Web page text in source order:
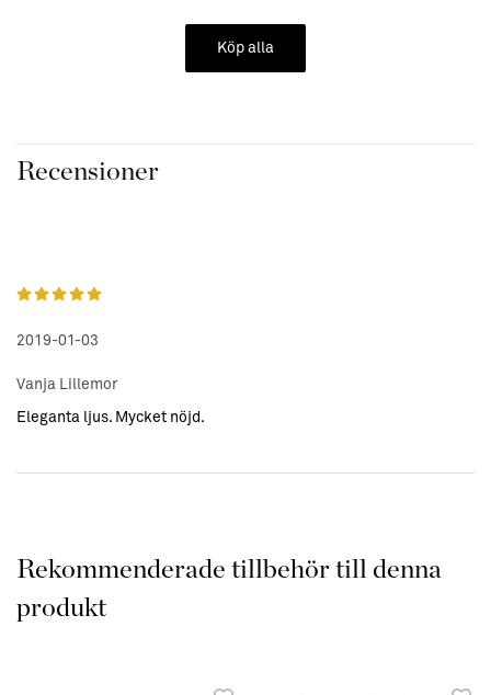
Lämna aldrig ljus utan uppsikt. Placera ljusen utom räckhåll
Placera ej ljusen intill brännbart material.
Köp alla
Recensioner
2019-01-03
Vanja Lillemor
Eleganta ljus. Mycket nöjd.
Rekommenderade tillbehör till denna
produkt